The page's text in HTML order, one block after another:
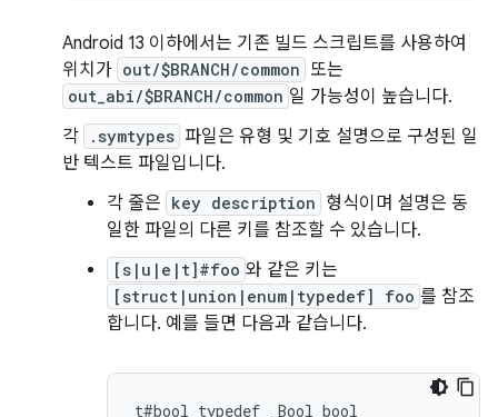
Android 13 이하에서는 기존 빌드 스크립트를 사용하여
위치가 out/$BRANCH/common 또는
out_abi/$BRANCH/common 일 가능성이 높습니다.
각
.symtypes 파일은 유형 및 기호 설명으로 구성된 일
반 텍스트 파일입니다.
각 줄은 key description 형식이며 설명은 동
일한 파일의 다른 키를 참조할 수 있습니다.
[s|u|e|t]#foo 와 같은 키는
[struct|union|enum|typedef] foo 를 참조
합니다. 예를 들면 다음과 같습니다.